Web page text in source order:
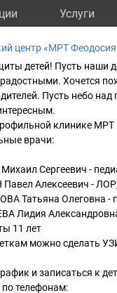
Услуги
центр «МРТ
детей! Пусть наши
Хочется
Пусть небо
клинике МРТ
врачи:
Сергеевич -
Алексеевич -
Татьяна Олеговна -
Лидия
11 лет
можно сделать
и записаться к
телефонам: